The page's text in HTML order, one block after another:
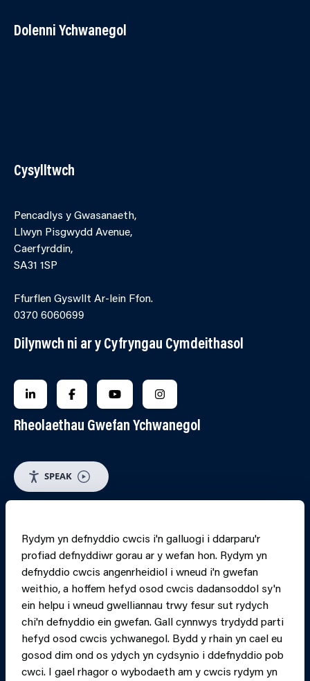
Dolenni Ychwanegol
Cysylltwch
Pencadlys y Gwasanaeth,
Llwyn Pisgwydd Avenue,
Caerfyrddin,
SA31 1SP
Ffurflen Gyswllt Ar-lein Ffon.
0370 6060699
Dilynwch ni ar y Cyfryngau Cymdeithasol
FOLLOW US ON LINKEDIN
FOLLOW US ON FACEBOOK
FOLLOW US ON YOUTUBE
FOLLOW US ON
Rheolaethau Gwefan Ychwanegol
SPEAK
Rydym yn defnyddio cwcis i'n galluogi i ddarparu'r
profiad defnyddiwr gorau ar y wefan hon. Rydym yn
defnyddio cwcis angenrheidiol i wneud i'n gwefan
weithio, a hoffem hefyd osod cwcis dadansoddol sy'n
ein helpu i wneud gwelliannau trwy fesur sut rydych
chi'n defnyddio ein gwefan. Gall cynnwys trydydd parti
hefyd osod cwcis ychwanegol. Bydd y rhain yn cael eu
gosod dim ond os ydych yn cydsynio i ddefnyddio pob
cwci. I gael rhagor o wybodaeth am y cwcis rydym yn
PRINT PAGE